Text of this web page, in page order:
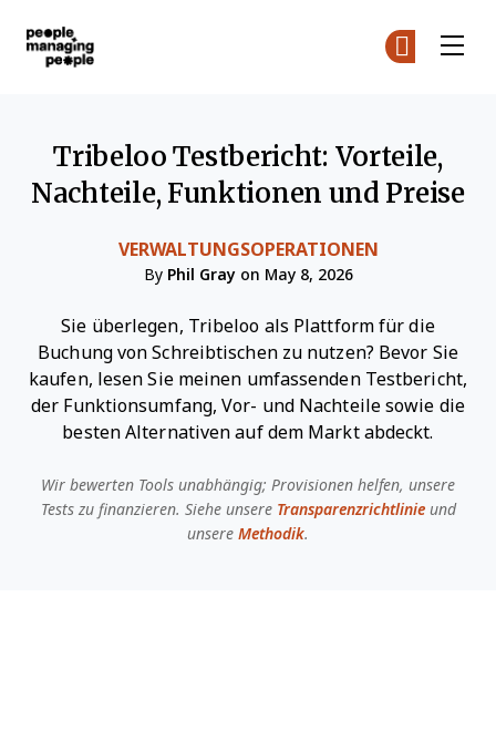
Tribeloo Testbericht: Vorteile,
Nachteile, Funktionen und Preise
VERWALTUNGSOPERATIONEN
By Phil Gray on May 8, 2026
Sie überlegen, Tribeloo als Plattform für die
Buchung von Schreibtischen zu nutzen? Bevor Sie
kaufen, lesen Sie meinen umfassenden Testbericht,
der Funktionsumfang, Vor- und Nachteile sowie die
besten Alternativen auf dem Markt abdeckt.
Wir bewerten Tools unabhängig; Provisionen helfen, unsere
Tests zu finanzieren. Siehe unsere Transparenzrichtlinieund
unsere Methodik.